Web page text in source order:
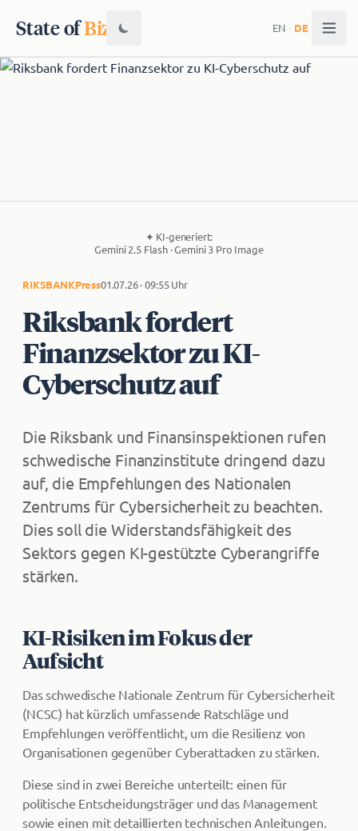
State ofBiz EN · DE
✦ KI-generiert:
Gemini 2.5 Flash · Gemini 3 Pro Image
RIKSBANKPress01.07.26 · 09:55 Uhr
Riksbank fordert
Finanzsektor zu KI-
Cyberschutz auf
Die Riksbank und Finansinspektionen rufen
schwedische Finanzinstitute dringend dazu
auf, die Empfehlungen des Nationalen
Zentrums für Cybersicherheit zu beachten.
Dies soll die Widerstandsfähigkeit des
Sektors gegen KI-gestützte Cyberangriffe
stärken.
KI-Risiken im Fokus der
Aufsicht
Das schwedische Nationale Zentrum für Cybersicherheit
(NCSC) hat kürzlich umfassende Ratschläge und
Empfehlungen veröffentlicht, um die Resilienz von
Organisationen gegenüber Cyberattacken zu stärken.
Diese sind in zwei Bereiche unterteilt: einen für
politische Entscheidungsträger und das Management
sowie einen mit detaillierten technischen Anleitungen.